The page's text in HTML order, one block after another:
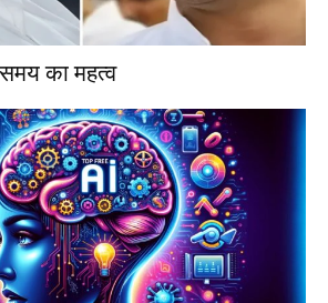
का महत्व